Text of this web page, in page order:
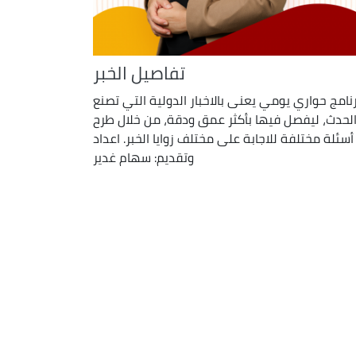
تفاصيل الخبر
حواري يومي يعنى بالاخبار الدولية التي تصنع
الحدث، ليفصل فيها بأكثر عمق ودقة، من خلال طرح
أسئلة مختلفة للاجابة على مختلف زوايا الخبر. اعداد
وتقديم: سهام غدير